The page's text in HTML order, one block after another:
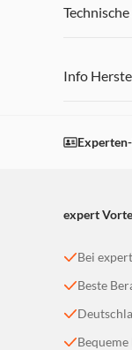
Info
expert
Bei
Beste